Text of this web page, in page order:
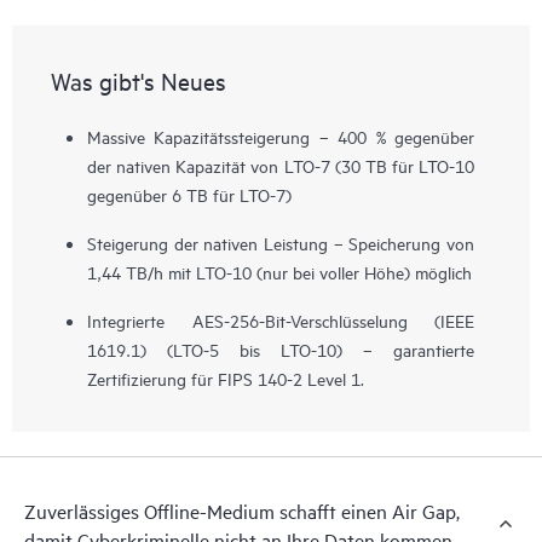
Was gibt's Neues
Massive Kapazitätssteigerung – 400 % gegenüber
der nativen Kapazität von LTO-7 (30 TB für LTO-10
gegenüber 6 TB für LTO-7)
Steigerung der nativen Leistung – Speicherung von
1,44 TB/h mit LTO-10 (nur bei voller Höhe) möglich
Integrierte AES-256-Bit-Verschlüsselung (IEEE
1619.1) (LTO-5 bis LTO-10) – garantierte
Zertifizierung für FIPS 140-2 Level 1.
Zuverlässiges Offline-Medium schafft einen Air Gap,